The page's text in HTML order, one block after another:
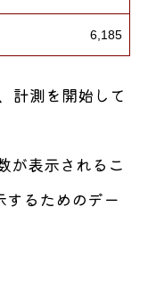
6,185
計測を開始して
が表示されるこ
するためのデー